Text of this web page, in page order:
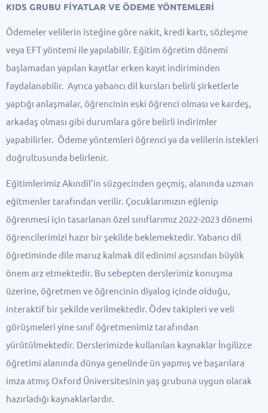
KIDS GRUBU FİYATLAR VE ÖDEME YÖNTEMLERİ
Ödemeler velilerin isteğine göre nakit, kredi kartı, sözleşme
veya EFT yöntemi ile yapılabilir. Eğitim öğretim dönemi
başlamadan yapılan kayıtlar erken kayıt indiriminden
faydalanabilir. Ayrıca yabancı dil kursları belirli şirketlerle
yaptığı anlaşmalar, öğrencinin eski öğrenci olması ve kardeş,
arkadaş olması gibi durumlara göre belirli indirimler
yapabilirler. Ödeme yöntemleri öğrenci ya da velilerin istekleri
doğrultusunda belirlenir.
Eğitimlerimiz Akındil'in süzgecinden geçmiş, alanında uzman
eğitmenler tarafından verilir. Çocuklarımızın eğlenip
öğrenmesi için tasarlanan özel sınıflarımız 2022-2023 dönemi
öğrencilerimizi hazır bir şekilde beklemektedir. Yabancı dil
öğretiminde dile maruz kalmak dil edinimi açısından büyük
önem arz etmektedir. Bu sebepten derslerimiz konuşma
üzerine, öğretmen ve öğrencinin diyalog içinde olduğu,
interaktif bir şekilde verilmektedir. Ödev takipleri ve veli
görüşmeleri yine sınıf öğretmenimiz tarafından
yürütülmektedir. Derslerimizde kullanılan kaynaklar İngilizce
öğretimi alanında dünya genelinde ün yapmış ve başarılara
imza atmış Oxford Üniversitesinin yaş grubuna uygun olarak
hazırladığı kaynaklarlardır.